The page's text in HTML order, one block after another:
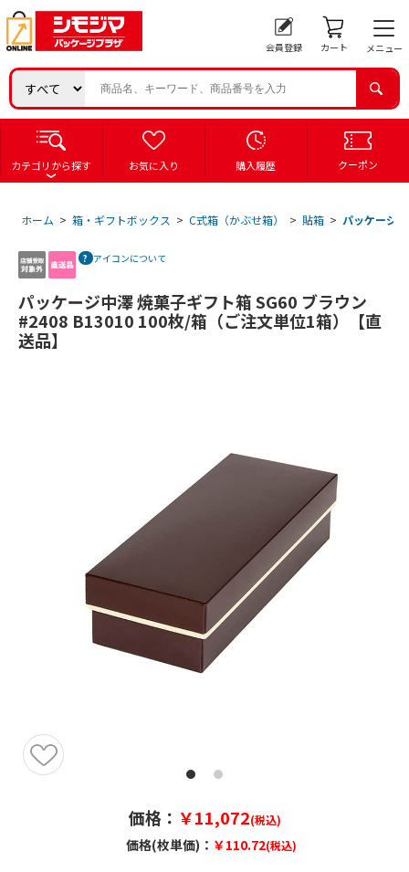
会員登録 カート メニュー
カテゴリから探す お気に入り 購入履歴 クーポン
ホーム > 箱・ギフトボックス > C式箱（かぶせ箱） > 貼箱 > パッケージ
アイコンについて
パッケージ中澤 焼菓子ギフト箱 SG60 ブラウン
#2408 B13010 100枚/箱（ご注文単位1箱）【直
送品】
価格： ￥11,072(税込)
価格(枚単価)： ￥110.72(税込)